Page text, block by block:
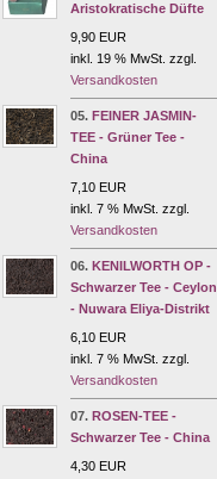
Aristokratische Düfte
9,90 EUR
inkl. 19 % MwSt. zzgl.
Versandkosten
05. FEINER JASMIN-
TEE - Grüner Tee -
China
7,10 EUR
inkl. 7 % MwSt. zzgl.
Versandkosten
06. KENILWORTH OP -
Schwarzer Tee - Ceylon
- Nuwara Eliya-Distrikt
6,10 EUR
inkl. 7 % MwSt. zzgl.
Versandkosten
07. ROSEN-TEE -
Schwarzer Tee - China
4,30 EUR